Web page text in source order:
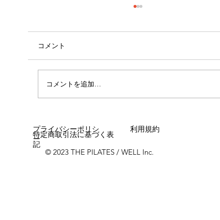
コメント
コメントを追加…
© 2023 THE PILATES / WELL Inc.
プライバシーポリシ
ー
利用規約
特定商取引法に基づく表
記